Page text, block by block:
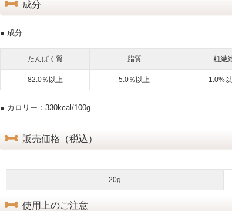
成分
● 成分
たんぱく質 脂質 粗繊
82.0％以上 5.0％以上 1.0%
● カロリー：330kcal/100g
販売価格（税込）
20g
使用上のご注意